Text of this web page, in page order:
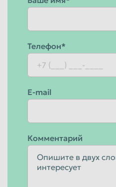
Телефон*
E-mail
Комментарий